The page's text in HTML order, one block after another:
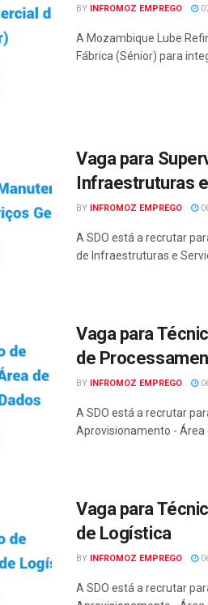
BY INFROMOZ EMPREGO
A Mozambique Lube
Fábrica (Sénior) para
Vaga para
Infraestruturas
BY INFROMOZ EMPREGO
A SDO está a recrutar
de Infraestruturas e
Vaga para
de
BY INFROMOZ EMPREGO
A SDO está a recrutar
Aprovisionamento - Área
Vaga para
de Logística
BY INFROMOZ EMPREGO
A SDO está a recrutar